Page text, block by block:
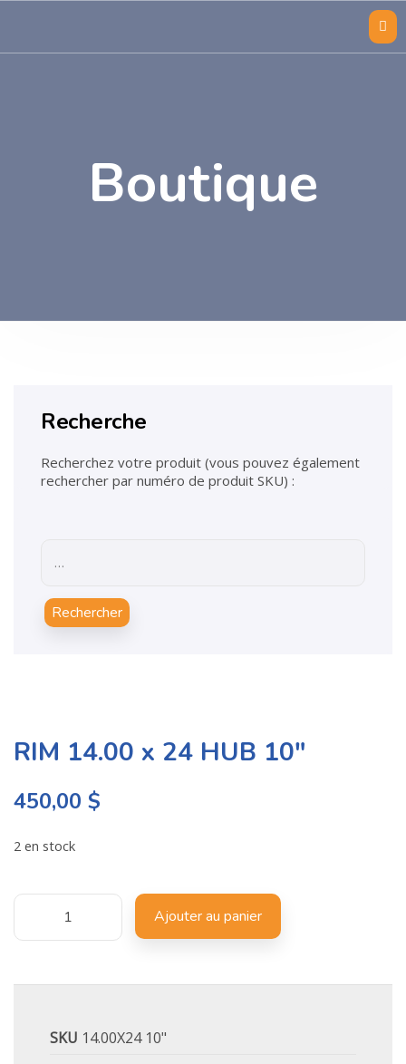
Boutique
RIM 14.00 x 24 HUB 10″
450,00 $
2 en stock
Ajouter au panier
SKU 14.00X24 10"
Recherche
Recherchez votre produit (vous pouvez également
rechercher par numéro de produit SKU) :
Rechercher